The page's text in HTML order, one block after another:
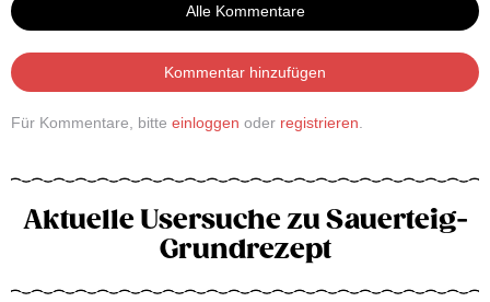
Alle Kommentare
Kommentar hinzufügen
Für Kommentare, bitte einloggen oder registrieren
Aktuelle Usersuche zu Sauerteig-
Grundrezept